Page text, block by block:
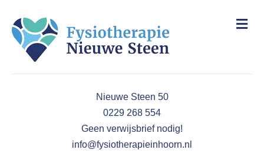
Nieuwe Steen 50
0229 268 554
Geen verwijsbrief nodig!
info@fysiotherapieinhoorn.nl
M
e